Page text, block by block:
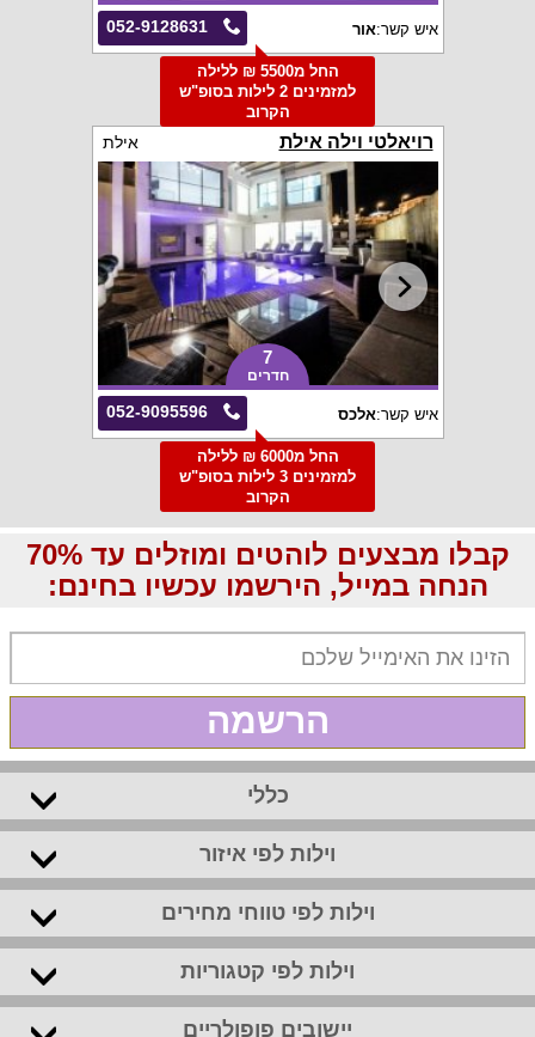
052-9128631 איש קשר:אור
החל מ5500 ₪ ללילה
למזמינים 2 לילות בסופ"ש
הקרוב
רויאלטי וילה אילת אילת
7
חדרים
052-9095596 איש קשר:אלכס
החל מ6000 ₪ ללילה
למזמינים 3 לילות בסופ"ש
הקרוב
קבלו מבצעים לוהטים ומוזלים עד 70%
הנחה במייל, הירשמו עכשיו בחינם:
הרשמה
כללי
וילות לפי איזור
וילות לפי טווחי מחירים
וילות לפי קטגוריות
יישובים פופולריים